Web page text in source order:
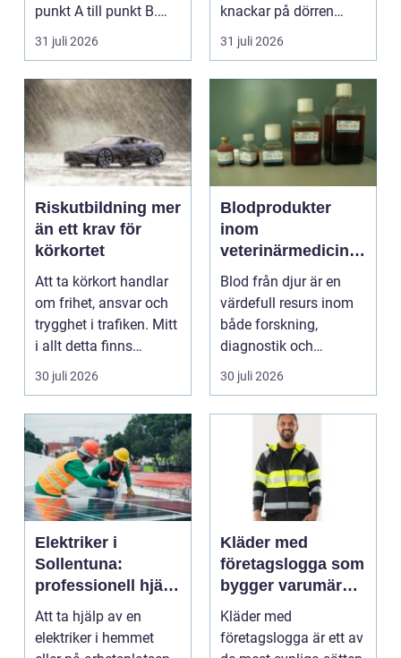
punkt A till punkt B.
För många är res...
31 juli 2026
knackar på dörren
förändras vardagen
snabbt....
31 juli 2026
Riskutbildning mer
än ett krav för
körkortet
Att ta körkort handlar
om frihet, ansvar och
trygghet i trafiken. Mitt
i allt detta finns
riskutbild...
30 juli 2026
Blodprodukter
inom
veterinärmedicin
funktion, kvalitet
och användning
Blod från djur är en
värdefull resurs inom
både forskning,
diagnostik och
veterinärmedicin. När
blod...
30 juli 2026
Elektriker i
Sollentuna:
professionell hjälp
när du behöver det
Att ta hjälp av en
elektriker i hemmet
Kläder med
företagslogga som
bygger varumärke
i vardagen
Kläder med
företagslogga är ett av